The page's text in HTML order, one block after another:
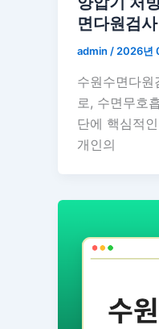
면다원검
admin / 2026년
수원수면다
로, 수면무호
단에 핵심적
개인의